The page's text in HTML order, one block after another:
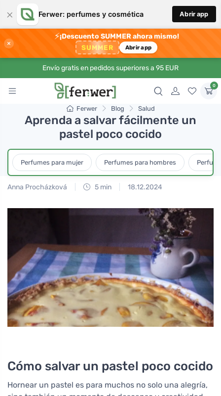
× Ferwer: perfumes y cosmética Abrir app
×
⚡¡Descuento SUMMER ahora mismo!
SUMMER Abrir app
Envío gratis en pedidos superiores a 95 EUR
0
Ferwer Blog Salud
Aprenda a salvar fácilmente un
pastel poco cocido
Perfumes para mujer Perfumes para hombres
Anna Procházková 5 min 18.12.2024
Cómo salvar un pastel poco cocido
Hornear un pastel es para muchos no solo una alegría,